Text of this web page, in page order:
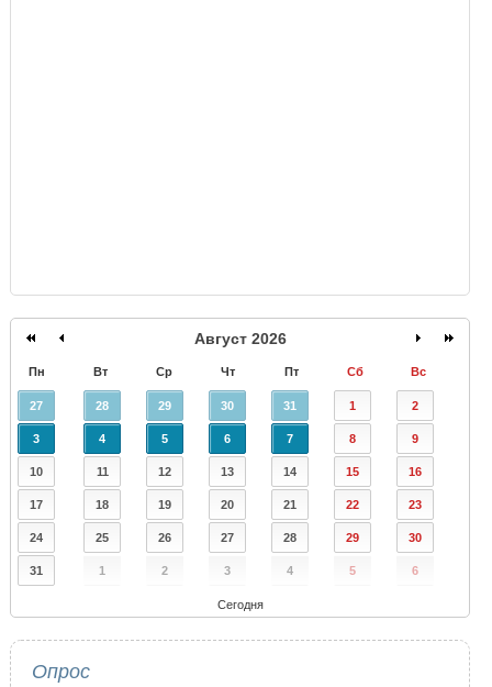
Август 2026
Пн Вт Ср Чт Пт Сб Вс
27 28 29 30 31 1 2
3 4 5 6 7 8 9
10 11 12 13 14 15 16
17 18 19 20 21 22 23
24 25 26 27 28 29 30
31 1 2 3 4 5 6
Сегодня
Опрос